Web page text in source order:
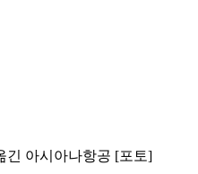
긴 아시아나항공 [포토]